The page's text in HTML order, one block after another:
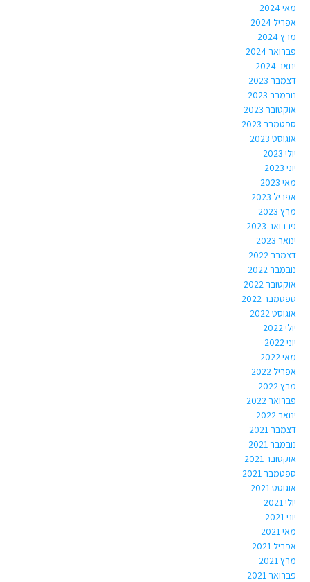
מאי 2024
אפריל 2024
מרץ 2024
פברואר 2024
ינואר 2024
דצמבר 2023
נובמבר 2023
אוקטובר 2023
ספטמבר 2023
אוגוסט 2023
יולי 2023
יוני 2023
מאי 2023
אפריל 2023
מרץ 2023
פברואר 2023
ינואר 2023
דצמבר 2022
נובמבר 2022
אוקטובר 2022
ספטמבר 2022
אוגוסט 2022
יולי 2022
יוני 2022
מאי 2022
אפריל 2022
מרץ 2022
פברואר 2022
ינואר 2022
דצמבר 2021
נובמבר 2021
אוקטובר 2021
ספטמבר 2021
אוגוסט 2021
יולי 2021
יוני 2021
מאי 2021
אפריל 2021
מרץ 2021
פברואר 2021